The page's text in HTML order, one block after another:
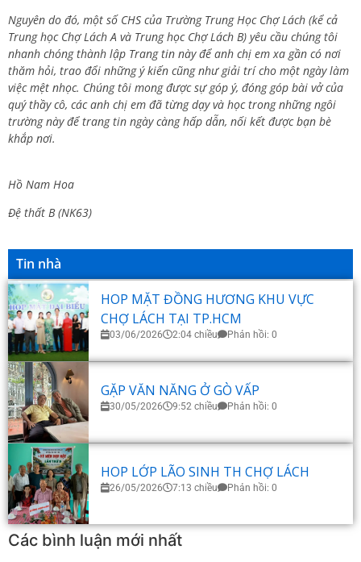
Nguyên do đó, một số CHS của Trường Trung Học Chợ Lách (kể cả
Trung học Chợ Lách A và Trung học Chợ Lách B) yêu cầu chúng tôi
nhanh chóng thành lập Trang tin này để anh chị em xa gần có nơi
thăm hỏi, trao đổi những ý kiến cũng như giải trí cho một ngày làm
việc mệt nhọc. Chúng tôi mong được sự góp ý, đóng góp bài vở của
quý thầy cô, các anh chị em đã từng dạy và học trong những ngôi
trường này để trang tin ngày càng hấp dẫn, nối kết được bạn bè
khắp nơi.
Hồ Nam Hoa
Đệ thất B (NK63)
Tin nhà
HOP MẶT ĐỒNG HƯƠNG KHU VỰC
CHỢ LÁCH TẠI TP.HCM
03/06/2026 2:04 chiều Phản hồi: 0
GẶP VĂN NĂNG Ở GÒ VẤP
30/05/2026 9:52 chiều Phản hồi: 0
HOP LỚP LÃO SINH TH CHỢ LÁCH
26/05/2026 7:13 chiều Phản hồi: 0
Các bình luận mới nhất